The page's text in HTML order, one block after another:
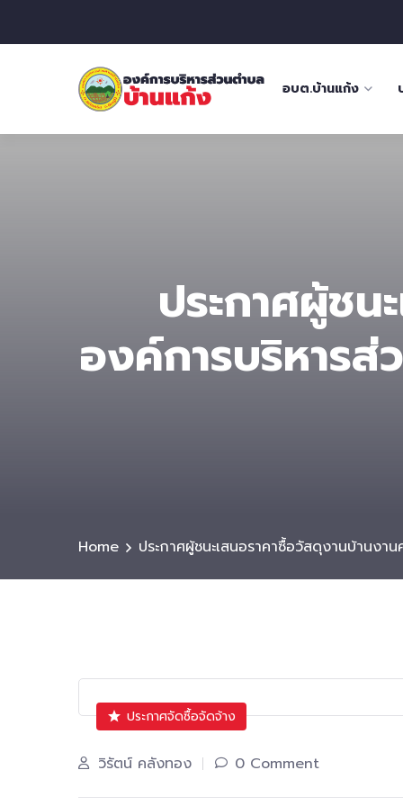
อบต.บ้านแก้ง
ประกาศผู้ชน
องค์การบริหาร
Home ประกาศผู้ชนะเสนอราคาซื้อวัสดุงานบ้านงาน
ประกาศจัดซื้อจัดจ้าง
วิรัตน์ คลังทอง 0 Comment